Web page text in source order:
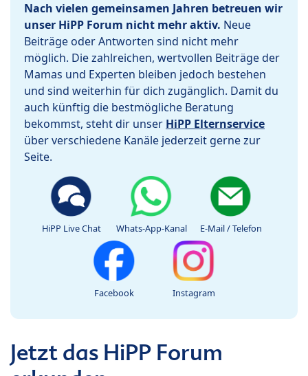
Nach vielen gemeinsamen Jahren betreuen wir
unser HiPP Forum nicht mehr aktiv. Neue
Beiträge oder Antworten sind nicht mehr
möglich. Die zahlreichen, wertvollen Beiträge der
Mamas und Experten bleiben jedoch bestehen
und sind weiterhin für dich zugänglich. Damit du
auch künftig die bestmögliche Beratung
bekommst, steht dir unser HiPP Elternservice
über verschiedene Kanäle jederzeit gerne zur
Seite.
HiPP Live Chat Whats-App-Kanal E-Mail / Telefon
Facebook Instagram
Jetzt das HiPP Forum